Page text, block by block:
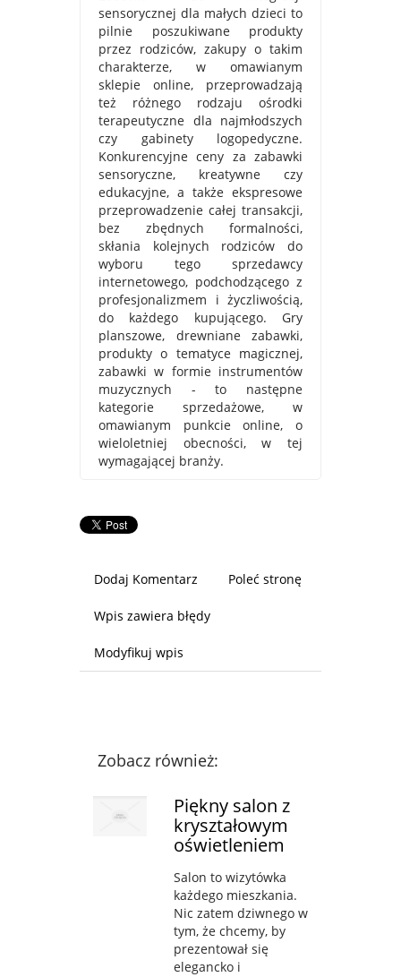
sensorycznej dla małych dzieci to
pilnie poszukiwane produkty
przez rodziców, zakupy o takim
charakterze, w omawianym
sklepie online, przeprowadzają
też różnego rodzaju ośrodki
terapeutyczne dla najmłodszych
czy gabinety logopedyczne.
Konkurencyjne ceny za zabawki
sensoryczne, kreatywne czy
edukacyjne, a także ekspresowe
przeprowadzenie całej transakcji,
bez zbędnych formalności,
skłania kolejnych rodziców do
wyboru tego sprzedawcy
internetowego, podchodzącego z
profesjonalizmem i życzliwością,
do każdego kupującego. Gry
planszowe, drewniane zabawki,
produkty o tematyce magicznej,
zabawki w formie instrumentów
muzycznych - to następne
kategorie sprzedażowe, w
omawianym punkcie online, o
wieloletniej obecności, w tej
wymagającej branży.
Dodaj Komentarz Poleć stronę
Wpis zawiera błędy
Modyfikuj wpis
Zobacz również:
Piękny salon z
kryształowym
oświetleniem
Salon to wizytówka
każdego mieszkania.
Nic zatem dziwnego w
tym, że chcemy, by
prezentował się
elegancko i